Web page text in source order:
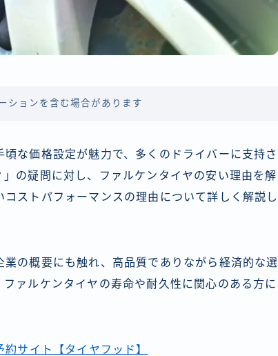
ションを含む場合があります
な価格設定が魅力で、多くのドライバーに支持さ
の疑問に対し、ファルケンタイヤの安い理由を解
ストパフォーマンスの理由について詳しく解説し
の概要にも触れ、高品質でありながら経済的な選
ァルケンタイヤの寿命や耐久性に関心のある方に
サイト【タイヤフッド】